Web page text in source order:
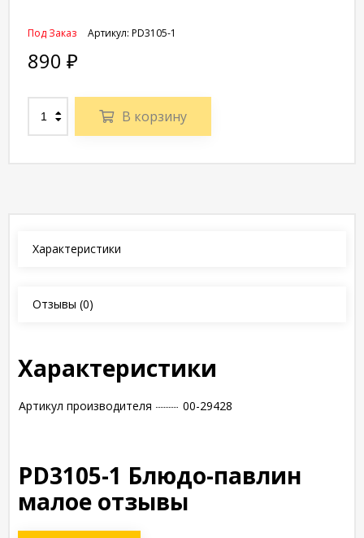
Артикул: PD3105-1
Под Заказ
890 ₽
В корзину
Характеристики
Отзывы (0)
Характеристики
Артикул производителя 00-29428
PD3105-1 Блюдо-павлин
малое отзывы